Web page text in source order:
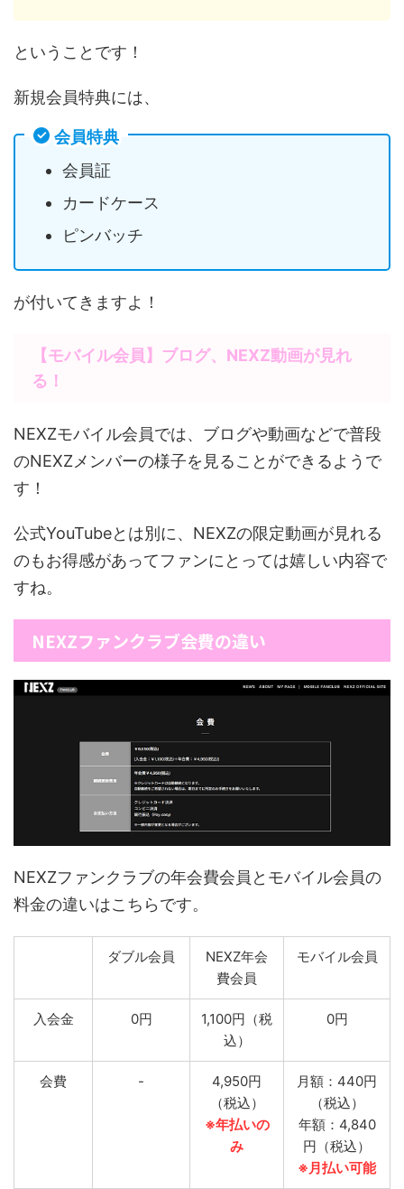
ということです！
新規会員特典には、
会員特典
会員証
カードケース
ピンバッチ
が付いてきますよ！
【モバイル会員】ブログ、NEXZ動画が見れ
る！
NEXZモバイル会員では、ブログや動画などで普段
のNEXZメンバーの様子を見ることができるようで
す！
公式YouTubeとは別に、NEXZの限定動画が見れる
のもお得感があってファンにとっては嬉しい内容で
すね。
NEXZファンクラブ会費の違い
NEXZファンクラブの年会費会員とモバイル会員の
料金の違いはこちらです。
ダブル会員
NEXZ年会
費会員
モバイル会員
入会金 0円
1,100円（税
込）
0円
会費 -
4,950円
（税込）
※年払いの
み
月額：440円
（税込）
年額：4,840
円（税込）
※月払い可能